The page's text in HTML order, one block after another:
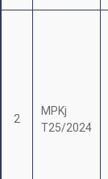
2
MPKj
T25/2024